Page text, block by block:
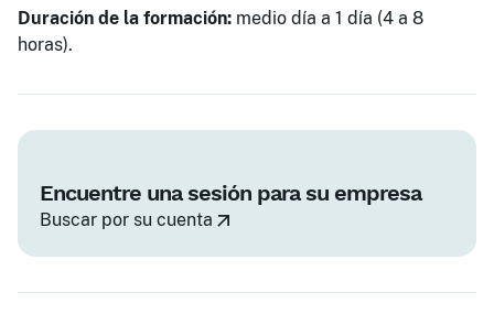
Duración de la formación: medio día a 1 día (4 a 8
horas).
Encuentre una sesión para su empresa
Buscar por su cuenta